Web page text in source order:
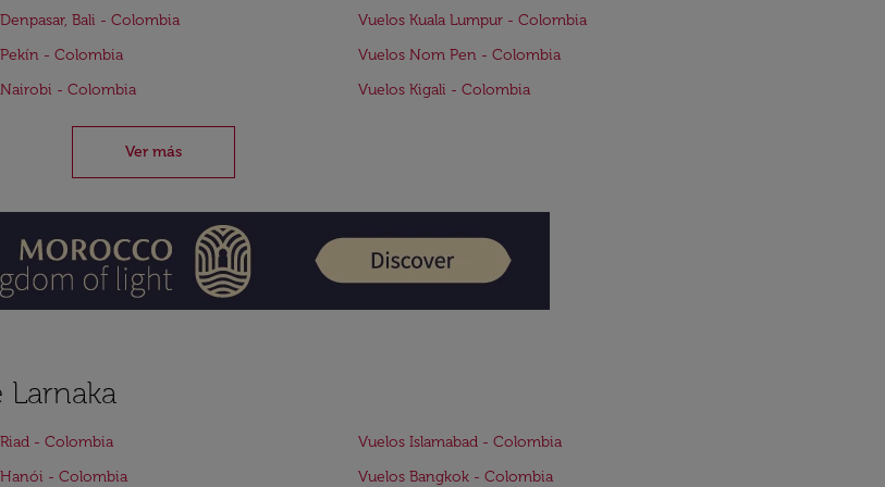
Bali - Colombia
Vuelos Kuala Lumpur - Colombia
- Colombia
Vuelos Nom Pen - Colombia
- Colombia Vuelos Kigali - Colombia
Ver más
Larnaka
- Colombia
Vuelos Islamabad - Colombia
- Colombia
Vuelos Bangkok - Colombia